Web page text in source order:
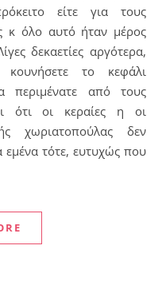
είτε για τους
κ όλο αυτό ήταν μέρος
δεκαετίες αργότερα,
το κεφάλι
από τους
ότι οι κεραίες η οι
χωριατοπούλας δεν
τότε, ευτυχώς που